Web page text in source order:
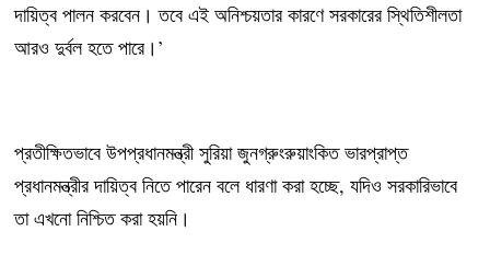
দায়িত্ব পালন করবেন। তবে এই অনিশ্চয়তার কারণে সরকারের স্থিতিশীলতা
আরও দুর্বল হতে পারে।’
প্রতীক্ষিতভাবে উপপ্রধানমন্ত্রী সুরিয়া জুনগ্রুংরুয়াংকিত ভারপ্রাপ্ত
প্রধানমন্ত্রীর দায়িত্ব নিতে পারেন বলে ধারণা করা হচ্ছে, যদিও সরকারিভাবে
তা এখনো নিশ্চিত করা হয়নি।